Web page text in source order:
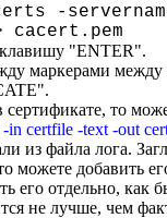
-
cacert.pem
"ENTER".
маркерами
то
certfile -text -out
из файла лога.
можете добавить
его отдельно, как
не лучше, чем